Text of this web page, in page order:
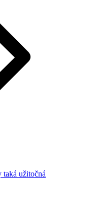
užitočná